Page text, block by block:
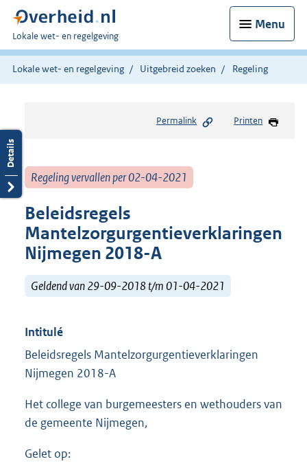
Menu
U
bent
hier:
Lokale wet- en regelgeving
Lokale wet- en regelgeving Uitgebreid zoeken Regeling
Permalink Printen
Regeling vervallen per 02-04-2021
Beleidsregels
Mantelzorgurgentieverklaringen
Nijmegen 2018-A
Geldend van 29-09-2018 t/m 01-04-2021
Intitulé
Beleidsregels Mantelzorgurgentieverklaringen
Nijmegen 2018-A
Het college van burgemeesters en wethouders van
de gemeente Nijmegen,
Gelet op: